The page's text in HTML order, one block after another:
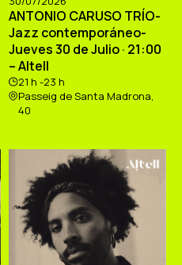
ANTONIO CARUSO TRÍO-
Jazz contemporáneo-
Jueves 30 de Julio · 21:00
– Altell
21 h -23 h
Passeig de Santa Madrona,
40